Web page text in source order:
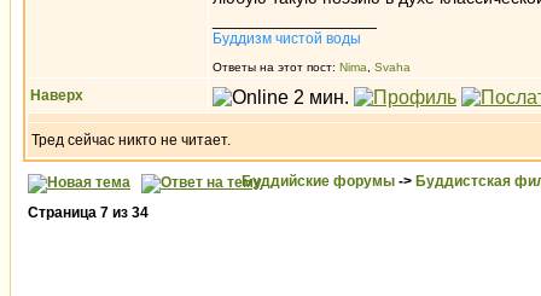
Буддизм чистой воды
Ответы на этот пост: Nima Svaha
Наверх
Тред сейчас никто не читает.
Буддийские форумы -> Буддистская
Страница 7 из 34